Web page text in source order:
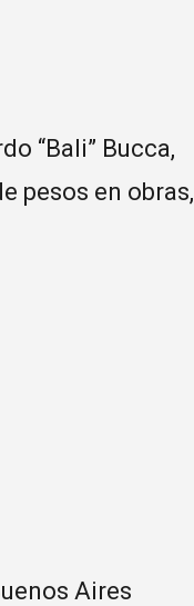
“Bali” Bucca,
pesos en obras,
Aires